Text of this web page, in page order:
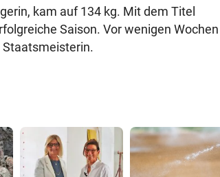
kam auf 134 kg. Mit dem Titel
Saison. Vor wenigen Wochen